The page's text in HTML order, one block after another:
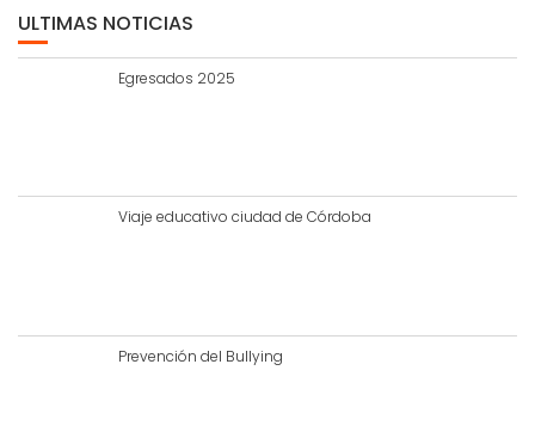
ULTIMAS NOTICIAS
Egresados 2025
Viaje educativo ciudad de Córdoba
Prevención del Bullying